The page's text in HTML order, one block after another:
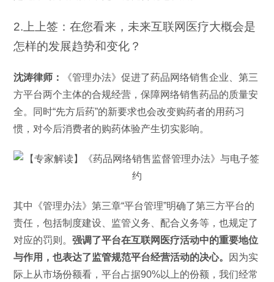
2.上上签：在您看来，未来互联网医疗大概会是
怎样的发展趋势和变化？
沈涛律师：
《管理办法》促进了药品网络销售企业、第三
方平台两个主体的合规经营，保障网络销售药品的质量安
全。同时“先方后药”的新要求也会改变购药者的用药习
惯，对今后消费者的购药体验产生切实影响。
其中《管理办法》第三章“平台管理”明确了第三方平台的
责任，包括制度建设、监管义务、配合义务等，也规定了
对应的罚则。强调了平台在互联网医疗活动中的重要地位
与作用，也表达了监管规范平台经营活动的决心。 因为实
际上从市场份额看，平台占据90%以上的份额，我们经常